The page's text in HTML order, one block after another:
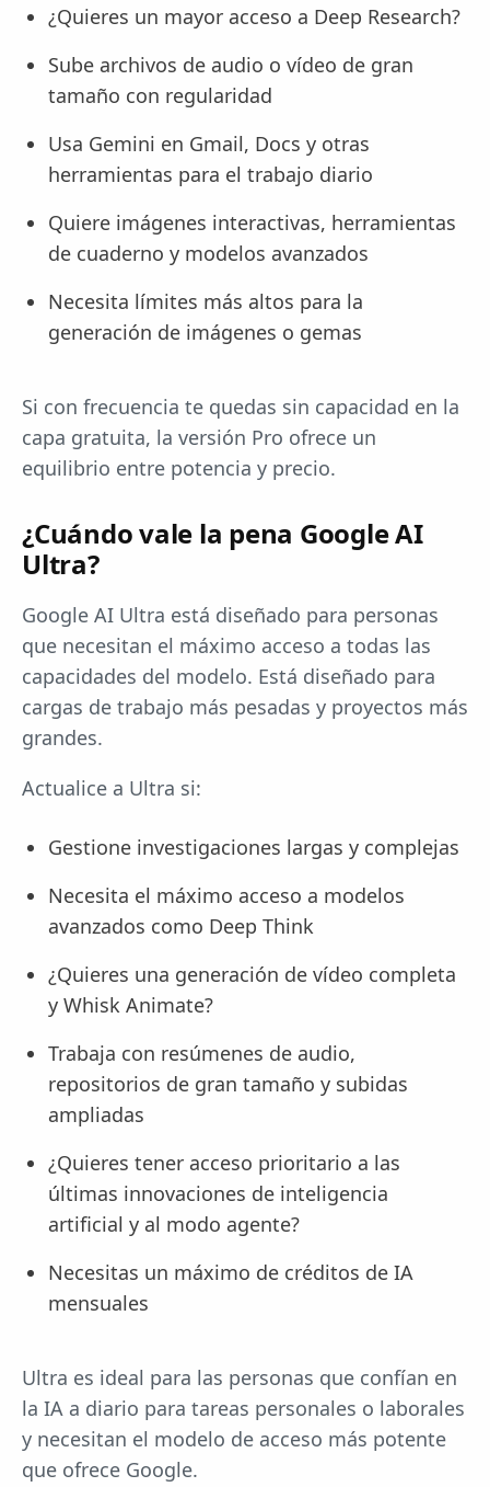
¿Quieres un mayor acceso a Deep Research?
Sube archivos de audio o vídeo de gran
tamaño con regularidad
Usa Gemini en Gmail, Docs y otras
herramientas para el trabajo diario
Quiere imágenes interactivas, herramientas
de cuaderno y modelos avanzados
Necesita límites más altos para la
generación de imágenes o gemas
Si con frecuencia te quedas sin capacidad en la
capa gratuita, la versión Pro ofrece un
equilibrio entre potencia y precio.
¿Cuándo vale la pena Google AI
Ultra?
Google AI Ultra está diseñado para personas
que necesitan el máximo acceso a todas las
capacidades del modelo. Está diseñado para
cargas de trabajo más pesadas y proyectos más
grandes.
Actualice a Ultra si:
Gestione investigaciones largas y complejas
Necesita el máximo acceso a modelos
avanzados como Deep Think
¿Quieres una generación de vídeo completa
y Whisk Animate?
Trabaja con resúmenes de audio,
repositorios de gran tamaño y subidas
ampliadas
¿Quieres tener acceso prioritario a las
últimas innovaciones de inteligencia
artificial y al modo agente?
Necesitas un máximo de créditos de IA
mensuales
Ultra es ideal para las personas que confían en
la IA a diario para tareas personales o laborales
y necesitan el modelo de acceso más potente
que ofrece Google.